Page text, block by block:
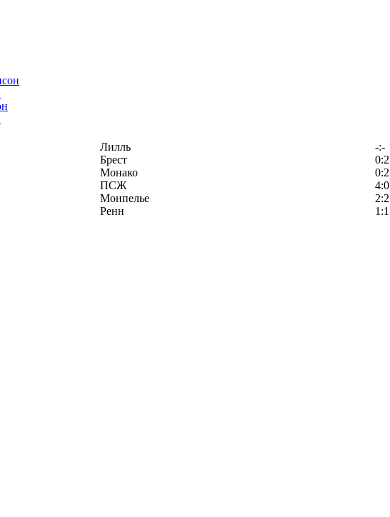
Лилль -:-
Брест 0:2
Монако 0:2
ПСЖ 4:0
Монпелье 2:2
Ренн 1:1